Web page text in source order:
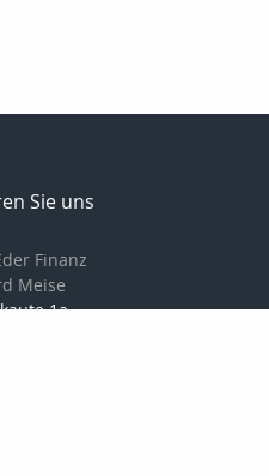
Sie uns
Finanz
Meise
1a